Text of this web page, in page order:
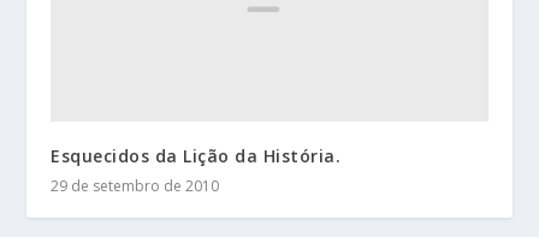
Esquecidos da Lição da História.
29 de setembro de 2010